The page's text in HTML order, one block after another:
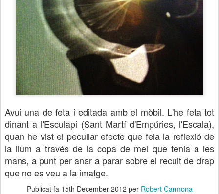
Avui una de feta i editada amb el mòbil. L'he feta tot
dinant a l'Esculapi (Sant Martí d'Empúries, l'Escala),
quan he vist el peculiar efecte que feia la reflexió de
la llum a través de la copa de mel que tenia a les
mans, a punt per anar a parar sobre el recuit de drap
que no es veu a la imatge.
Publicat fa 15th December 2012 per Robert Carmona